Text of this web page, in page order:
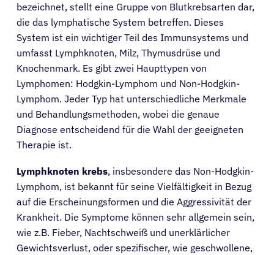
bezeichnet, stellt eine Gruppe von Blutkrebsarten dar,
die das lymphatische System betreffen. Dieses
System ist ein wichtiger Teil des Immunsystems und
umfasst Lymphknoten, Milz, Thymusdrüse und
Knochenmark. Es gibt zwei Haupttypen von
Lymphomen: Hodgkin-Lymphom und Non-Hodgkin-
Lymphom. Jeder Typ hat unterschiedliche Merkmale
und Behandlungsmethoden, wobei die genaue
Diagnose entscheidend für die Wahl der geeigneten
Therapie ist.
Lymphknoten krebs, insbesondere das Non-Hodgkin-
Lymphom, ist bekannt für seine Vielfältigkeit in Bezug
auf die Erscheinungsformen und die Aggressivität der
Krankheit. Die Symptome können sehr allgemein sein,
wie z.B. Fieber, Nachtschweiß und unerklärlicher
Gewichtsverlust, oder spezifischer, wie geschwollene,